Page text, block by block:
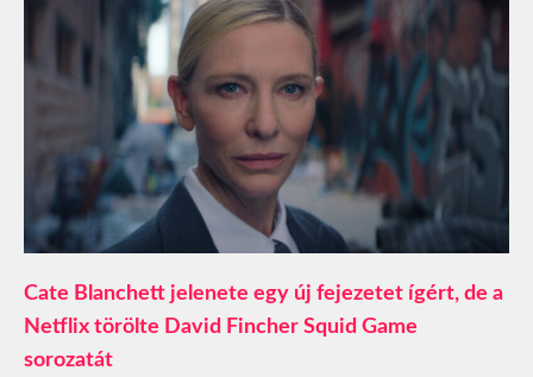
Cate Blanchett jelenete egy új fejezetet ígért, de a
Netflix törölte David Fincher Squid Game
sorozatát